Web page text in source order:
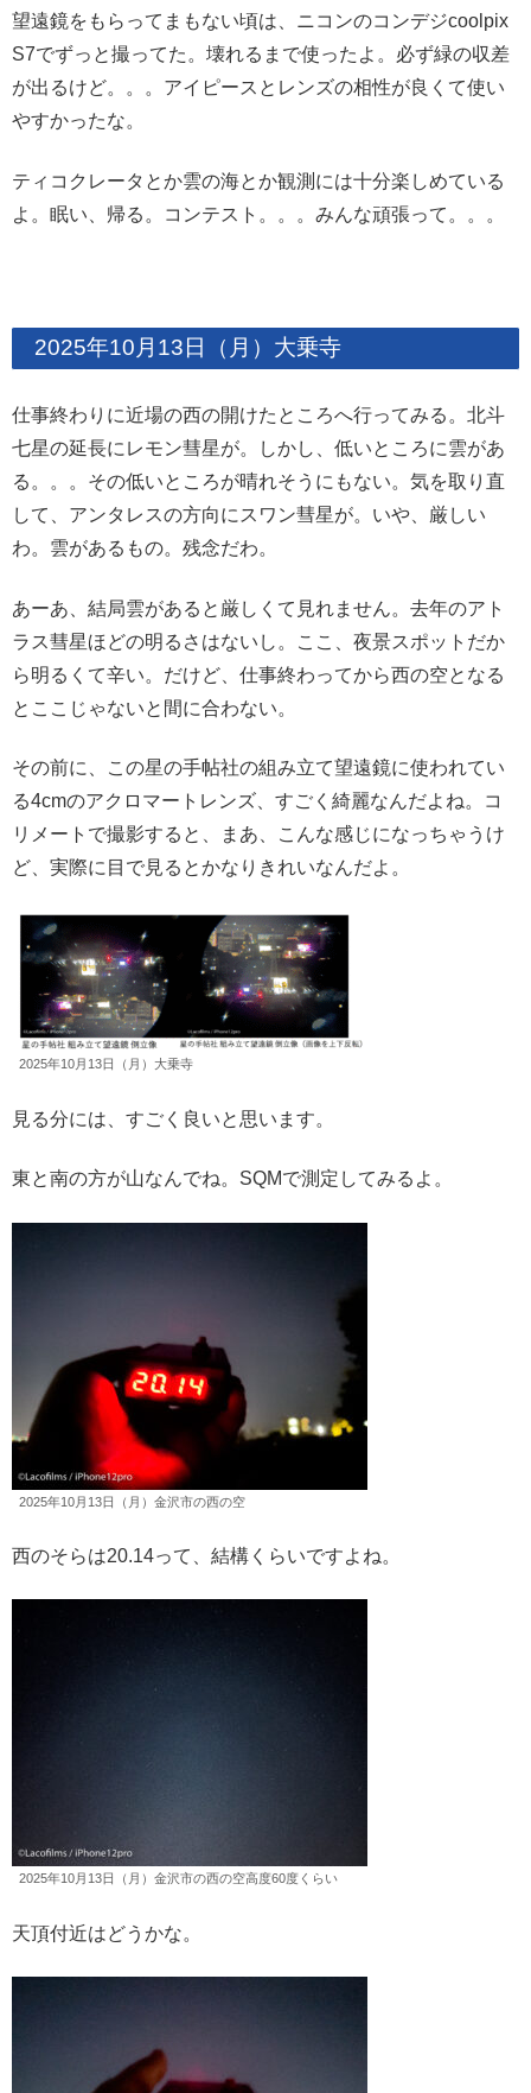
望遠鏡をもらってまもない頃は、ニコンのコンデジcoolpix
S7でずっと撮ってた。壊れるまで使ったよ。必ず緑の収差
が出るけど。。。アイピースとレンズの相性が良くて使い
やすかったな。
ティコクレータとか雲の海とか観測には十分楽しめている
よ。眠い、帰る。コンテスト。。。みんな頑張って。。。
2025年10月13日（月）大乗寺
仕事終わりに近場の西の開けたところへ行ってみる。北斗
七星の延長にレモン彗星が。しかし、低いところに雲があ
る。。。その低いところが晴れそうにもない。気を取り直
して、アンタレスの方向にスワン彗星が。いや、厳しい
わ。雲があるもの。残念だわ。
あーあ、結局雲があると厳しくて見れません。去年のアト
ラス彗星ほどの明るさはないし。ここ、夜景スポットだか
ら明るくて辛い。だけど、仕事終わってから西の空となる
とここじゃないと間に合わない。
その前に、この星の手帖社の組み立て望遠鏡に使われてい
る4cmのアクロマートレンズ、すごく綺麗なんだよね。コ
リメートで撮影すると、まあ、こんな感じになっちゃうけ
ど、実際に目で見るとかなりきれいなんだよ。
2025年10月13日（月）大乗寺
見る分には、すごく良いと思います。
東と南の方が山なんでね。SQMで測定してみるよ。
2025年10月13日（月）金沢市の西の空
西のそらは20.14って、結構くらいですよね。
2025年10月13日（月）金沢市の西の空高度60度くらい
天頂付近はどうかな。